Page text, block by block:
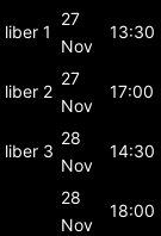
1
27
Nov
13:30
liber 2
27
Nov
17:00
liber 3
28
Nov
14:30
28
Nov
18:00